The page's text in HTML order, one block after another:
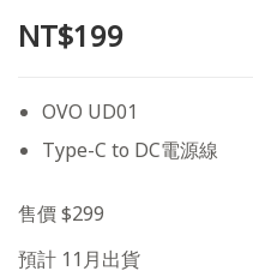
NT$199
OVO UD01
Type-C to DC電源線
售價 $299
預計 11月出貨